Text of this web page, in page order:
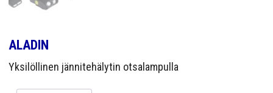
ALADIN
Yksilöllinen jännitehälytin otsalampulla